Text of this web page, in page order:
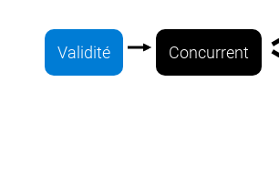
Validité Concurrent